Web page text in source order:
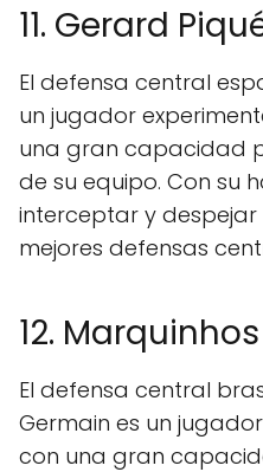
11. Gerard
El defensa central
un jugador
una gran capacidad
de su equipo. Con su
interceptar y despejar
mejores defensas
12. Marquinhos
El defensa central
Germain es un
con una gran